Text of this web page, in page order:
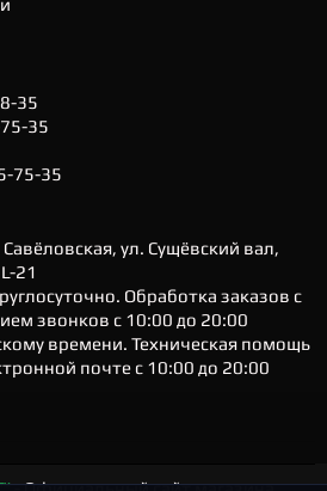
35
35
75-35
ул. Сущёвский вал,
21
Обработка заказов с
звонков с 10:00 до 20:00
времени. Техническая помощь
почте с 10:00 до 20:00